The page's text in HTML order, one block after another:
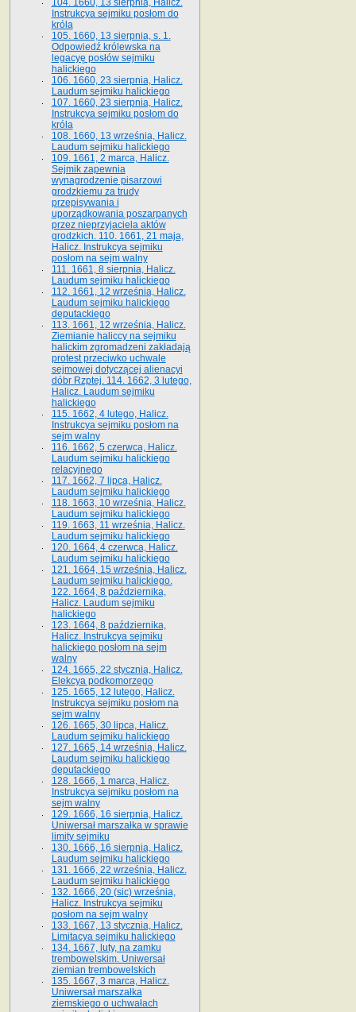
104. 1660, 13 sierpnia, Halicz.
Instrukcya sejmiku posłom do
króla
105. 1660, 13 sierpnia, s. 1.
Odpowiedź królewska na
legacyę posłów sejmiku
halickiego
106. 1660, 23 sierpnia, Halicz.
Laudum sejmiku halickiego
107. 1660, 23 sierpnia, Halicz.
Instrukcya sejmiku posłom do
króla
108. 1660, 13 września, Halicz.
Laudum sejmiku halickiego
109. 1661, 2 marca, Halicz.
Sejmik zapewnia
wynagrodzenie pisarzowi
grodzkiemu za trudy
przepisywania i
uporządkowania poszarpanych
przez nieprzyjaciela aktów
grodzkich. 110. 1661, 21 maja,
Halicz. Instrukcya sejmiku
posłom na sejm walny
111. 1661, 8 sierpnia, Halicz.
Laudum sejmiku halickiego
112. 1661, 12 września, Halicz.
Laudum sejmiku halickiego
deputackiego
113. 1661, 12 września, Halicz.
Ziemianie haliccy na sejmiku
halickim zgromadzeni zakładają
protest przeciwko uchwale
sejmowej dotyczącej alienacyi
dóbr Rzptej. 114. 1662, 3 lutego,
Halicz. Laudum sejmiku
halickiego
115. 1662, 4 lutego, Halicz.
Instrukcya sejmiku posłom na
sejm walny
116. 1662, 5 czerwca, Halicz.
Laudum sejmiku halickiego
relacyjnego
117. 1662, 7 lipca, Halicz.
Laudum sejmiku halickiego
118. 1663, 10 września, Halicz.
Laudum sejmiku halickiego
119. 1663, 11 września, Halicz.
Laudum sejmiku halickiego
120. 1664, 4 czerwca, Halicz.
Laudum sejmiku halickiego
121. 1664, 15 września, Halicz.
Laudum sejmiku halickiego.
122. 1664, 8 października,
Halicz. Laudum sejmiku
halickiego
123. 1664, 8 października,
Halicz. Instrukcya sejmiku
halickiego posłom na sejm
walny
124. 1665, 22 stycznia, Halicz.
Elekcya podkomorzego
125. 1665, 12 lutego, Halicz.
Instrukcya sejmiku posłom na
sejm walny
126. 1665, 30 lipca, Halicz.
Laudum sejmiku halickiego
127. 1665, 14 września, Halicz.
Laudum sejmiku halickiego
deputackiego
128. 1666, 1 marca, Halicz.
Instrukcya sejmiku posłom na
sejm walny
129. 1666, 16 sierpnia, Halicz.
Uniwersał marszałka w sprawie
limity sejmiku
130. 1666, 16 sierpnia, Halicz.
Laudum sejmiku halickiego
131. 1666, 22 września, Halicz.
Laudum sejmiku halickiego
132. 1666, 20 (sic) września,
Halicz. Instrukcya sejmiku
posłom na sejm walny
133. 1667, 13 stycznia, Halicz.
Limitacya sejmiku halickiego
134. 1667, luty, na zamku
trembowelskim. Uniwersał
ziemian trembowelskich
135. 1667, 3 marca, Halicz.
Uniwersał marszałka
ziemskiego o uchwałach